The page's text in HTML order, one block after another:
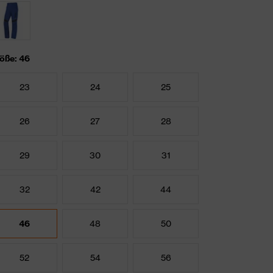
46
23 24 25
26 27 28
29 30 31
32 42 44
46 48 50
52 54 56